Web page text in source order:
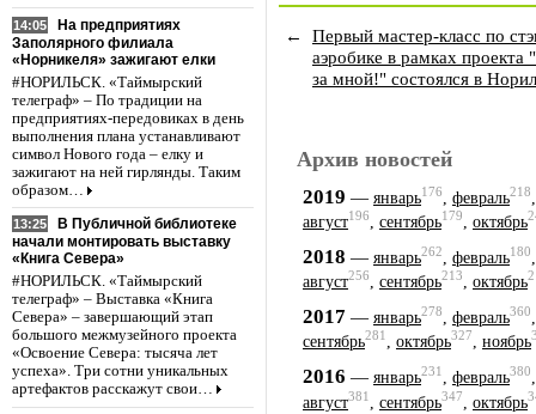
14:05
На предприятиях
Заполярного филиала
«Норникеля» зажигают елки
#НОРИЛЬСК. «Таймырский
телеграф» – По традиции на
предприятиях-передовиках в день
выполнения плана устанавливают
символ Нового года – елку и
зажигают на ней гирлянды. Таким
образом…
13:25
В Публичной библиотеке
начали монтировать выставку
«Книга Севера»
#НОРИЛЬСК. «Таймырский
телеграф» – Выставка «Книга
Севера» – завершающий этап
большого межмузейного проекта
«Освоение Севера: тысяча лет
успеха». Три сотни уникальных
артефактов расскажут свои…
←
Первый мастер-класс по
аэробике в рамках проекта
за мной!" состоялся в
Архив новостей
2019 — январь176 февраль218
август196, сентябрь179, октябрь
2018 — январь262 февраль180
август256, сентябрь213, октябрь
2017 — январь278 февраль360
сентябрь281, октябрь327, ноябрь
2016 — январь231 февраль380
август381 сентябрь347 октябрь